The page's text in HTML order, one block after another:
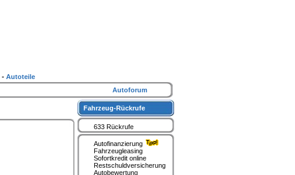
Fahrzeug-Rückrufe
633 Rückrufe
Autofinanzierung
Fahrzeugleasing
Sofortkredit online
Restschuldversicherung
Autobewertung
- Autoteile
Autoforum